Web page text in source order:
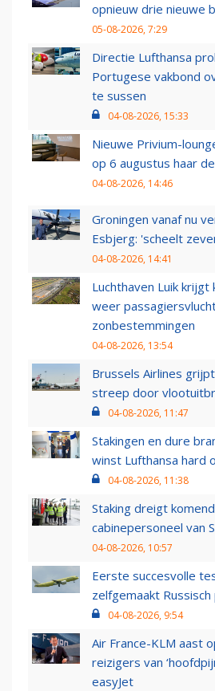
opnieuw drie nieuwe
05-08-2026, 7:29
Directie Lufthansa
Portugese vakbond
te sussen
04-08-2026, 15:33
Nieuwe Privium-
op 6 augustus haar
04-08-2026, 14:46
Groningen vanaf nu
Esbjerg: 'scheelt
04-08-2026, 14:41
Luchthaven Luik
weer
zonbestemmingen
04-08-2026, 13:54
Brussels Airlines
streep door
04-08-2026, 11:47
Stakingen en dure
winst Lufthansa hard
04-08-2026, 11:38
Staking dreigt
cabinepersoneel van
04-08-2026, 10:57
Eerste succesvolle
zelfgemaakt
04-08-2026, 9:54
Air France-KLM aast
reizigers van
easyJet